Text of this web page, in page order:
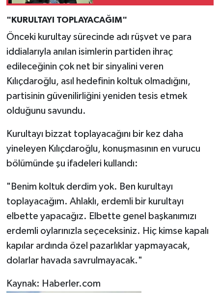
"KURULTAYI TOPLAYACAĞIM"
Önceki kurultay sürecinde adı rüşvet ve para
iddialarıyla anılan isimlerin partiden ihraç
edileceğinin çok net bir sinyalini veren
Kılıçdaroğlu, asıl hedefinin koltuk olmadığını,
partisinin güvenilirliğini yeniden tesis etmek
olduğunu savundu.
Kurultayı bizzat toplayacağını bir kez daha
yineleyen Kılıçdaroğlu, konuşmasının en vurucu
bölümünde şu ifadeleri kullandı:
"Benim koltuk derdim yok. Ben kurultayı
toplayacağım. Ahlaklı, erdemli bir kurultayı
elbette yapacağız. Elbette genel başkanımızı
erdemli oylarınızla seçeceksiniz. Hiç kimse kapalı
kapılar ardında özel pazarlıklar yapmayacak,
dolarlar havada savrulmayacak."
Kaynak: Haberler.com